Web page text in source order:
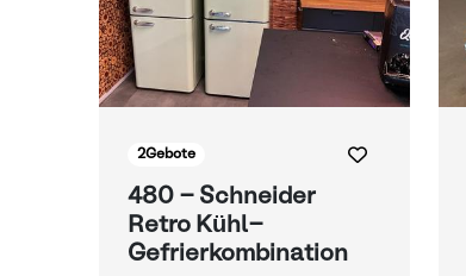
2Gebote
480 - Schneider
Retro Kühl-
Gefrierkombination